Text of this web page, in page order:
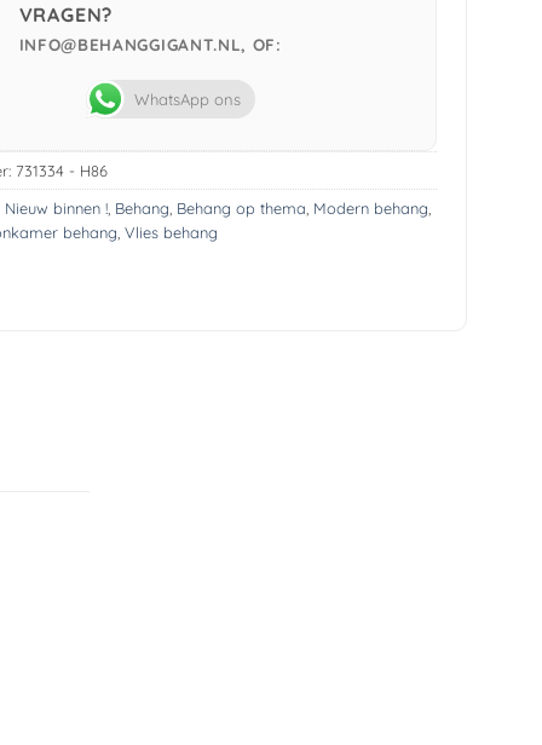
VRAGEN?
INFO@BEHANGGIGANT.NL, OF:
WhatsApp ons
731334 - H86
Nieuw binnen !, Behang Behang op thema Modern behang
behang Vlies behang